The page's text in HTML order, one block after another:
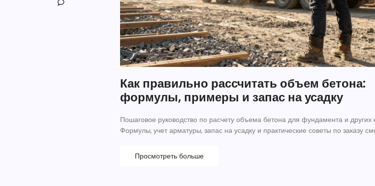
Как правильно рассчитать объем бетона:
формулы, примеры и запас на усадку
Пошаговое руководство по расчету объема бетона для фундамента и других
Формулы, учет арматуры, запас на усадку и практические советы по заказу
Просмотреть больше